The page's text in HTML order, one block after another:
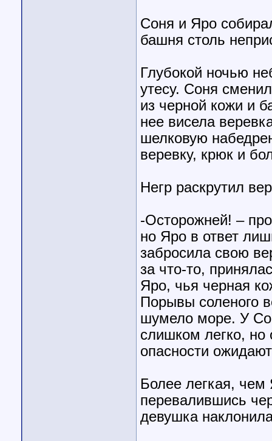
Соня и Яро
башня столь
Глубокой ночью
утесу. Соня
из черной кожи и
нее висела
шелковую
веревку, крюк и
Негр раскрутил
-Осторожней! –
но Яро в ответ
забросила свою
за что-то,
Яро, чья черная
Порывы соленого
шумело море. У
слишком легко, но
опасности
Более легкая,
перевалившись
девушка